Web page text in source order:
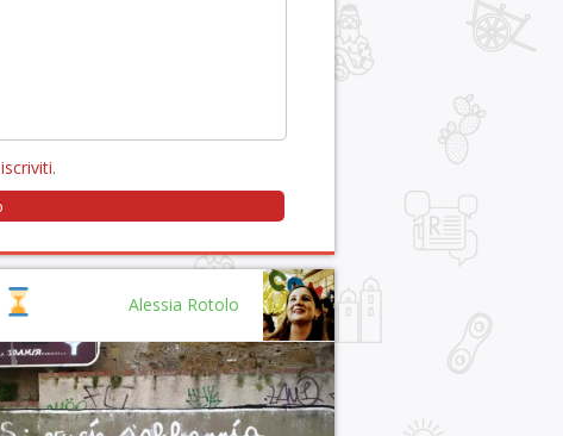
iscriviti.
Alessia Rotolo